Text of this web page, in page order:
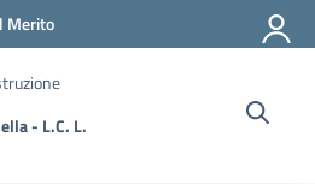
Merito
- L.C. L.